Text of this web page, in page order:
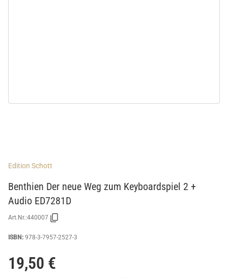
Edition Schott
Benthien Der neue Weg zum Keyboardspiel 2 +
Audio ED7281D
Art.Nr.:440007
ISBN: 978-3-7957-2527-3
19,50 €